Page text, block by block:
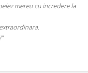
mereu cu incredere la